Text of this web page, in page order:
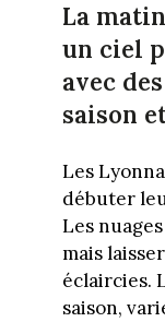
La
un ciel
avec
saison
Les
débuter
Les
mais
éclaircies.
saison,